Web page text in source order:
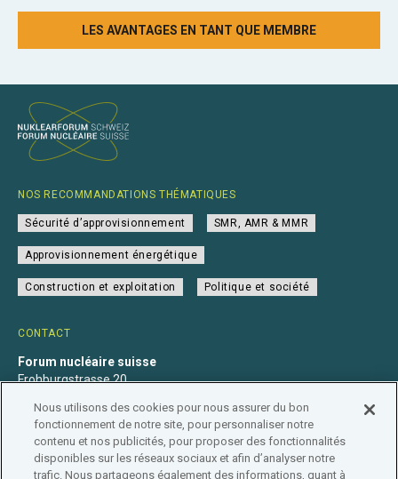
LES AVANTAGES EN TANT QUE MEMBRE
CONTACT
Forum nucléaire suisse
Frohburgstrasse 20
+41 31 560 36 50
info@nuklearforum.ch
NOS RECOMMANDATIONS THÉMATIQUES
Sécurité d’approvisionnement SMR, AMR & MMR
Approvisionnement énergétique
Construction et exploitation Politique et société
Nous utilisons des cookies pour nous assurer du bon
fonctionnement de notre site, pour personnaliser notre
contenu et nos publicités, pour proposer des fonctionnalités
disponibles sur les réseaux sociaux et afin d’analyser notre
trafic. Nous partageons également des informations, quant à